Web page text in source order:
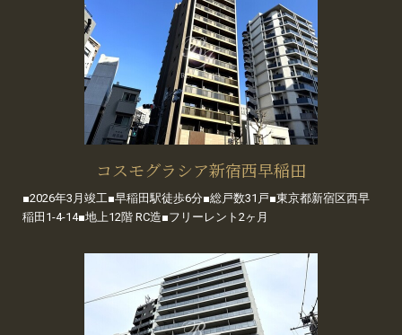
コスモグラシア新宿西早稲田
■2026年3月竣工■早稲田駅徒歩6分■総戸数31戸■東京都新宿区西早
稲田1-4-14■地上12階 RC造■フリーレント2ヶ月